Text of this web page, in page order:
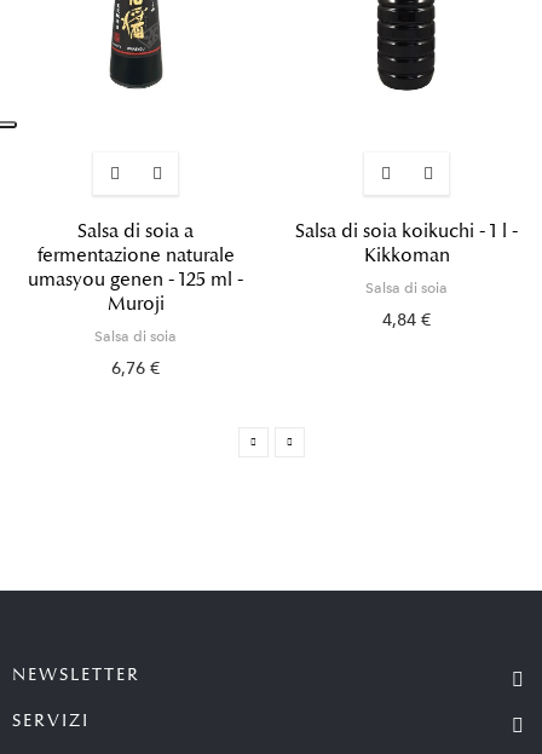
Salsa di soia a
fermentazione naturale
umasyou genen - 125 ml -
Muroji
Salsa di soia
6,76 €
Salsa di soia koikuchi - 1 l -
Kikkoman
Salsa di soia
4,84 €
NEWSLETTER
SERVIZI